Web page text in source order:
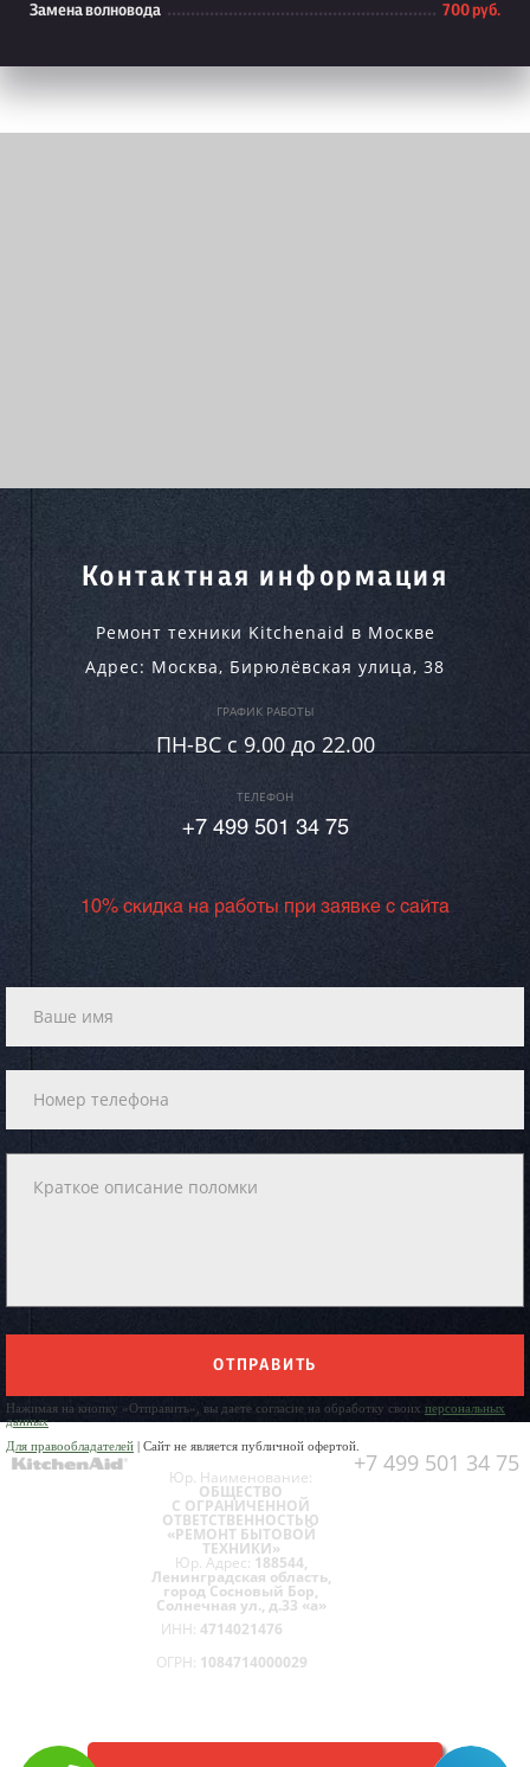
Замена волновода 700 руб.
Контактная информация
Ремонт техники Kitchenaid в Москве
Адрес: Москва, Бирюлёвская улица, 38
ГРАФИК РАБОТЫ
ПН-ВC c 9.00 до 22.00
ТЕЛЕФОН
+7 499 501 34 75
10% скидка на работы при заявке с сайта
ОТПРАВИТЬ
Нажимая на кнопку «Отправить», вы даете согласие на обработку своих персональных
данных
Для правообладателей | Сайт не является публичной офертой.
+7 499 501 34 75
Юр. Наименование:
ОБЩЕСТВО
С ОГРАНИЧЕННОЙ
ОТВЕТСТВЕННОСТЬЮ
«РЕМОНТ БЫТОВОЙ
ТЕХНИКИ»
Юр. Адрес: 188544,
Ленинградская область,
город Сосновый Бор,
Солнечная ул., д.33 «а»
ИНН: 4714021476
ОГРН: 1084714000029